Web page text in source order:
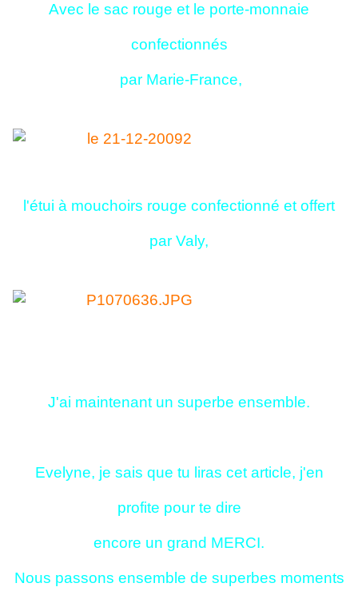
Avec le sac rouge et le porte-monnaie
confectionnés
par Marie-France,
l'étui à mouchoirs rouge confectionné et offert
par Valy,
J'ai maintenant un superbe ensemble.
Evelyne, je sais que tu liras cet article, j'en
profite pour te dire
encore un grand MERCI.
Nous passons ensemble de superbes moments